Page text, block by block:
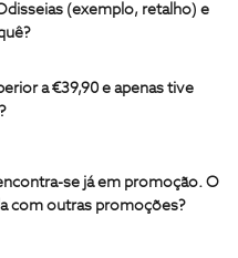
(exemplo, retalho) e
a €39,90 e apenas tive
se já em promoção. O
com outras promoções?